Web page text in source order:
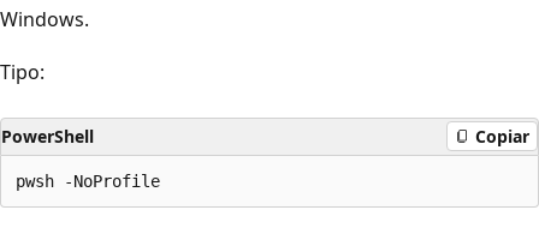
Windows.
Tipo:
PowerShell Copiar